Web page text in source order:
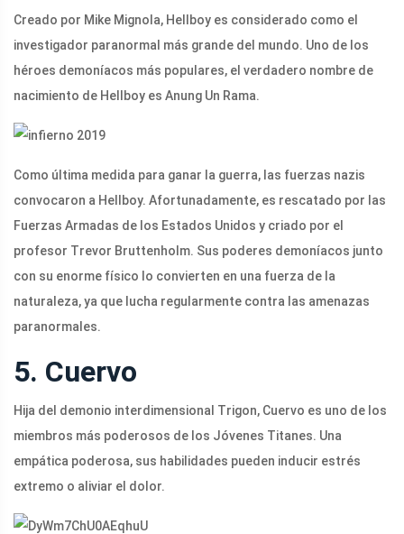
Creado por Mike Mignola, Hellboy es considerado como el
investigador paranormal más grande del mundo. Uno de los
héroes demoníacos más populares, el verdadero nombre de
nacimiento de Hellboy es Anung Un Rama.
Como última medida para ganar la guerra, las fuerzas nazis
convocaron a Hellboy. Afortunadamente, es rescatado por las
Fuerzas Armadas de los Estados Unidos y criado por el
profesor Trevor Bruttenholm. Sus poderes demoníacos junto
con su enorme físico lo convierten en una fuerza de la
naturaleza, ya que lucha regularmente contra las amenazas
paranormales.
5. Cuervo
Hija del demonio interdimensional Trigon, Cuervo es uno de los
miembros más poderosos de los Jóvenes Titanes. Una
empática poderosa, sus habilidades pueden inducir estrés
extremo o aliviar el dolor.